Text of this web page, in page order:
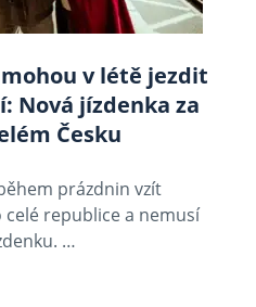
v létě jezdit
Nová jízdenka za
Česku
prázdnin vzít
republice a nemusí
…